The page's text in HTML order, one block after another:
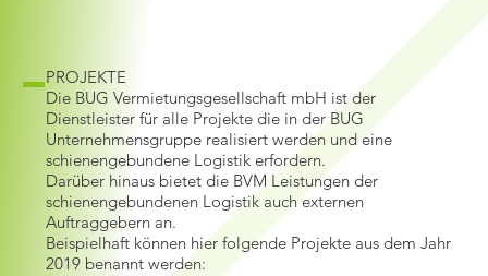
PROJEKTE
Die BUG Vermietungsgesellschaft mbH ist der
Dienstleister für alle Projekte die in der BUG
Unternehmensgruppe realisiert werden und eine
schienengebundene Logistik erfordern.
Darüber hinaus bietet die BVM Leistungen der
schienengebundenen Logistik auch externen
Auftraggebern an.
Beispielhaft können hier folgende Projekte aus dem Jahr
2019 benannt werden: